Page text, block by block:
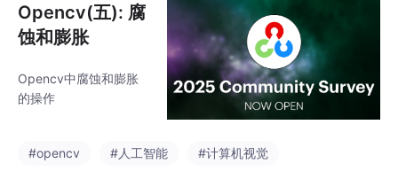
Opencv(五): 腐
蚀和膨胀
Opencv中腐蚀和膨胀
的操作
#opencv #人工智能 #计算机视觉